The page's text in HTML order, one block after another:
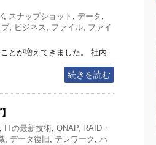
, スナップショット , データ ,
, ビジネス , ファイル, ファイ
とが増えてきました。 社内
続きを読む
, ITの最新技術, QNAP, RAID・
, データ復旧 , テレワーク , ハ